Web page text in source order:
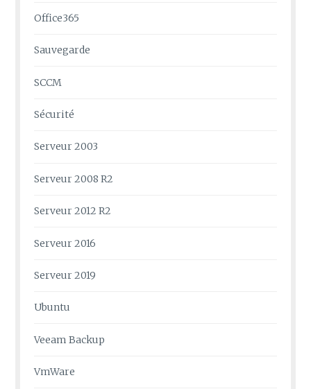
Office365
Sauvegarde
SCCM
Sécurité
Serveur 2003
Serveur 2008 R2
Serveur 2012 R2
Serveur 2016
Serveur 2019
Ubuntu
Veeam Backup
VmWare